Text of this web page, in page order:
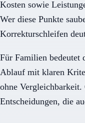
Kosten sowie
Wer diese Punkte
Korrekturschleifen
Für Familien bedeutet
Ablauf mit klaren
ohne Vergleichbarkeit.
Entscheidungen, die